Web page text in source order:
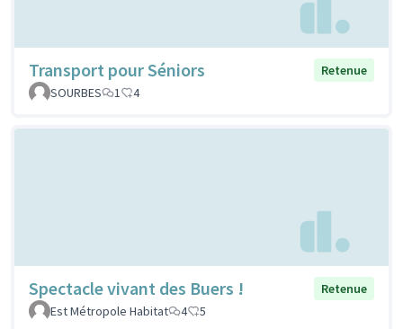
Transport pour Séniors
Retenue
SOURBES
1 4
Spectacle vivant des Buers !
Retenue
Est Métropole Habitat
4 5